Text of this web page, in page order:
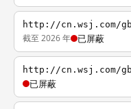
http://cn.wsj.com/
截至 2026 年 已屏蔽
http://cn.wsj.com/
已屏蔽